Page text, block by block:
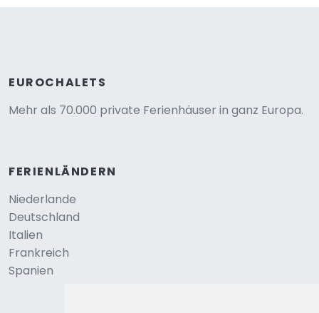
EUROCHALETS
Mehr als 70.000 private Ferienhäuser in ganz Europa.
FERIENLÄNDERN
Niederlande
Deutschland
Italien
Frankreich
Spanien